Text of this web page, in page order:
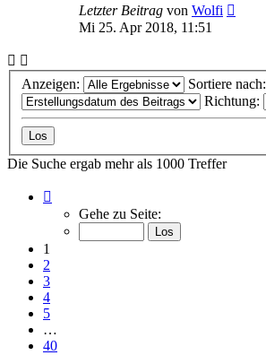
Letzter Beitrag von Wolfi
Mi 25. Apr 2018, 11:51
Anzeigen:
Sortiere nach:
Richtung:
Die Suche ergab mehr als 1000 Treffer
von
Gehe zu Seite:
1
2
3
4
5
…
40